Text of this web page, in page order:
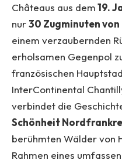
Châteaus aus dem19.
nur30 Zugminuten von
einem verzaubernden
erholsamen Gegenpol
französischen
InterContinental
verbindet die
Schönheit
berühmten Wälder von
Rahmen eines